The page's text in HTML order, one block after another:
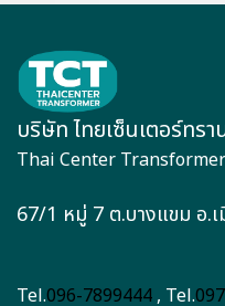
บริษัท ไทยเซ็นเตอร์ทร
Thai Center Transformer
67/1 หมู่ 7 ต.บางแขม อ.
Tel.096-7899444, Tel.